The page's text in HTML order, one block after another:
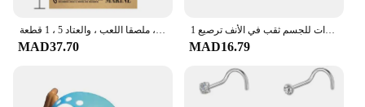
لوفي الشمس الله نيكا باونتي أراد الملصقات للأطفال ، شخصيات أنيمي ، خمر غرفة المعيشة الجدار الديكور ، ملصقا اللعب ، والعتاد 5 ، 1 قطعة
MAD37.70
1 قطعة النحاس الأنف حلقة مشبك الأنف القلب ستار تاج مشبك الأنف الأذن الكفة كليب القرط وهمية مجوهرات للجسم ثقب في الأنف ترصيع
MAD16.79